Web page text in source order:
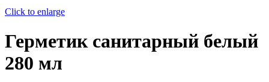
Click to enlarge
Герметик санитарный белый
280 мл